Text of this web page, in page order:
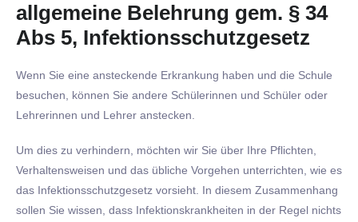
allgemeine Belehrung gem. § 34
Abs 5, Infektionsschutzgesetz
Wenn Sie eine ansteckende Erkrankung haben und die Schule
besuchen, können Sie andere Schülerinnen und Schüler oder
Lehrerinnen und Lehrer anstecken.
Um dies zu verhindern, möchten wir Sie über Ihre Pflichten,
Verhaltensweisen und das übliche Vorgehen unterrichten, wie es
das Infektionsschutzgesetz vorsieht. In diesem Zusammenhang
sollen Sie wissen, dass Infektionskrankheiten in der Regel nichts